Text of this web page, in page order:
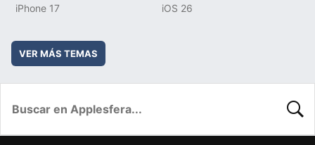
iPhone 17 iOS 26
VER MÁS TEMAS